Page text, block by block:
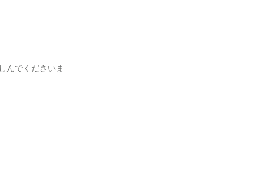
んでくださいま